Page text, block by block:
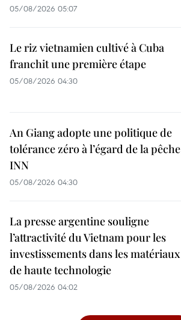
05/08/2026 05:07
Le riz vietnamien cultivé à Cuba
franchit une première étape
05/08/2026 04:30
An Giang adopte une politique de
tolérance zéro à l’égard de la pêche
INN
05/08/2026 04:30
La presse argentine souligne
l’attractivité du Vietnam pour les
investissements dans les matériaux
de haute technologie
05/08/2026 04:02